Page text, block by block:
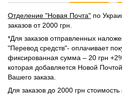
Отделение "Новая Почта" по
заказов от 2000 грн.
*Для заказов отправленных
"Перевод средств"- оплачивает
фиксированная сумма – 20 грн
которая добавляется Новой
Вашего заказа.
Для заказов до 2000 грн